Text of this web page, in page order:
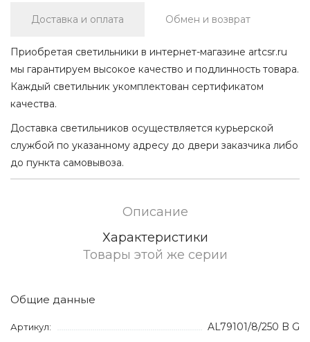
Доставка и оплата Обмен и возврат
Приобретая светильники в интернет-магазине artcsr.ru
мы гарантируем высокое качество и подлинность товара.
Каждый светильник укомплектован сертификатом
качества.
Доставка светильников осуществляется курьерской
службой по указанному адресу до двери заказчика либо
до пункта самовывоза.
Описание
Характеристики
Товары этой же серии
Общие данные
Артикул: AL79101/8/250 B G